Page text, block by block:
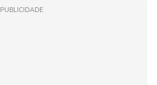
PUBLICIDADE